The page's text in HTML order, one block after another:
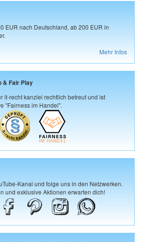
EUR nach Deutschland, ab 200 EUR in
Mehr Infos
& Fair Play
it-recht kanzlei rechtlich betreut und ist
"Fairness im Handel".
Kanal und folge uns in den Netzwerken.
und exklusive Aktionen erwarten dich!